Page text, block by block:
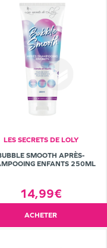
LES SECRETS DE LOLY
SMOOTH APRÈS-
ENFANTS 250ML
14,99€
ACHETER